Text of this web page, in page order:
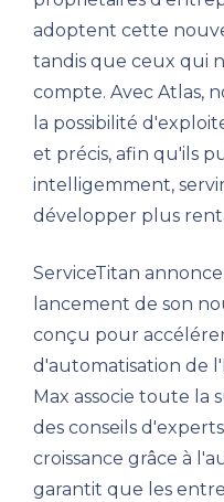
adoptent cette
tandis que ceux qui
compte. Avec Atlas,
la possibilité
et précis, afin qu'ils
intelligemment,
développer plus
ServiceTitan
lancement de son
conçu pour
d'automatisation de
Max associe toute la
des conseils
croissance grâce à
garantit que les